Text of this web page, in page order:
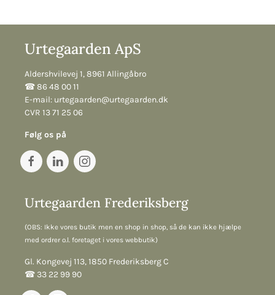
Urtegaarden ApS
Aldershvilevej 1, 8961 Allingåbro
☎︎ 86 48 00 11
E-mail: urtegaarden@urtegaarden.dk
CVR 13 71 25 06
Følg os på
Urtegaarden Frederiksberg
(OBS: Ikke vores butik men en shop in shop, så de kan ikke hjælpe
med ordrer o.l. foretaget i vores webbutik)
Gl. Kongevej 113, 1850 Frederiksberg C
☎︎ 33 22 99 90